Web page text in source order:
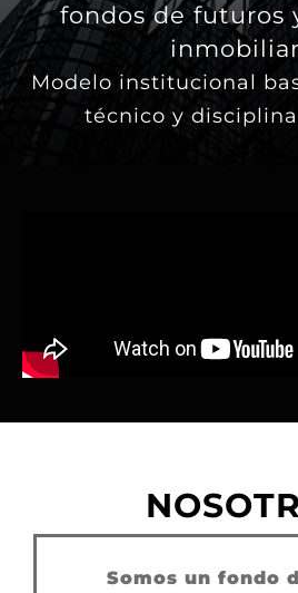
fondos de futuros
Modelo institucional
técnico y
Somos un fondo